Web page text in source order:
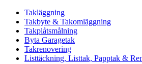
Takläggning
Takbyte & Takomläggning
Takplåtsmålning
Byta Garagetak
Takrenovering
Listtäckning, Listtak, Papptak &